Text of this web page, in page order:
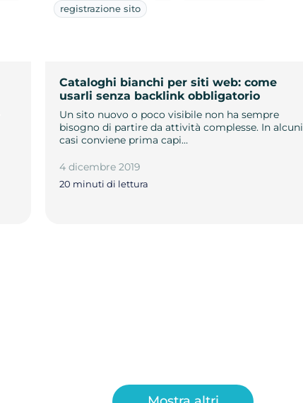
registrazione sito
Cataloghi bianchi per siti web: come
usarli senza backlink obbligatorio
Un sito nuovo o poco visibile non ha sempre
bisogno di partire da attività complesse. In alcuni
casi conviene prima capi…
4 dicembre 2019
20 minuti di lettura